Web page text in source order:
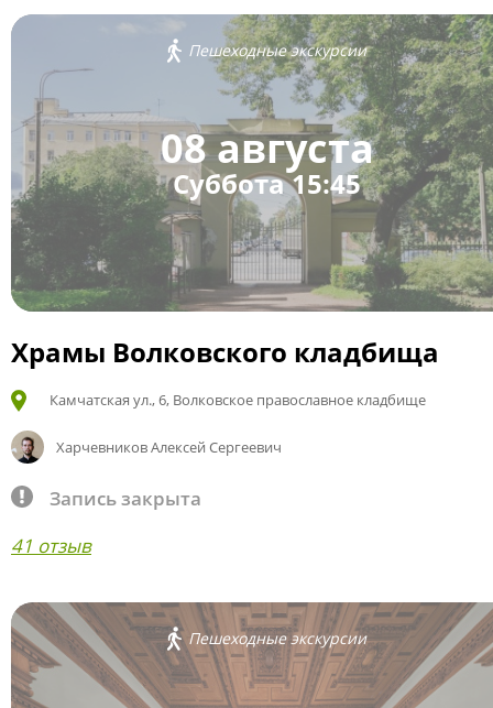
Пешеходные экскурсии
08 августа
Суббота 15:45
Храмы Волковского кладбища
Камчатская ул., 6, Волковское православное кладбище
Харчевников Алексей Сергеевич
Запись закрыта
41 отзыв
Пешеходные экскурсии